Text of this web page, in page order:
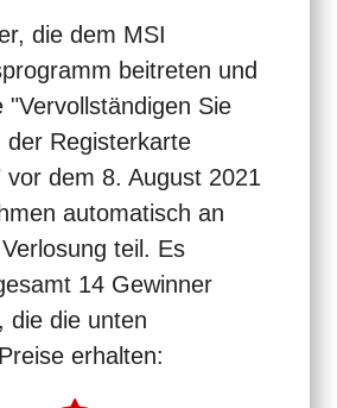
die dem MSI
beitreten und
"Vervollständigen Sie
der Registerkarte
vor dem 8. August 2021
automatisch an
teil. Es
14 Gewinner
die die unten
erhalten: